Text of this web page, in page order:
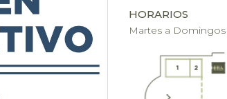
HORARIOS
Martes a Domingos